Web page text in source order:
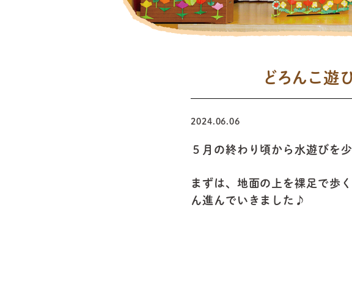
どろんこ遊
2024.06.06
５月の終わり頃から水遊びを
まずは、地面の上を裸足で歩
ん進んでいきました♪